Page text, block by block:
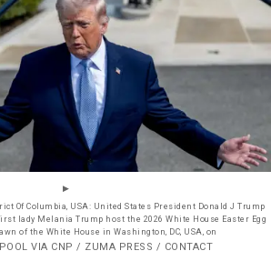
Of Columbia, USA: United States President Donald J Trump
lady Melania Trump host the 2026 White House Easter Egg
of the White House in Washington, DC, USA, on
VIA CNP / ZUMA PRESS / CONTACT